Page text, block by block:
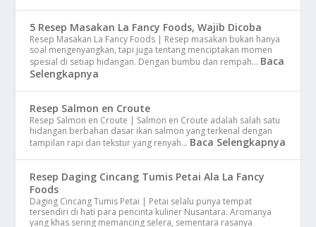
5 Resep Masakan La Fancy Foods, Wajib Dicoba
Resep Masakan La Fancy Foods | Resep masakan bukan hanya
soal mengenyangkan, tapi juga tentang menciptakan momen
spesial di setiap hidangan. Dengan bumbu dan rempah… Baca
Selengkapnya
Resep Salmon en Croute
Resep Salmon en Croute | Salmon en Croute adalah salah satu
hidangan berbahan dasar ikan salmon yang terkenal dengan
tampilan rapi dan tekstur yang renyah… Baca Selengkapnya
Resep Daging Cincang Tumis Petai Ala La Fancy
Foods
Daging Cincang Tumis Petai | Petai selalu punya tempat
tersendiri di hati para pencinta kuliner Nusantara. Aromanya
yang khas sering memancing selera, sementara rasanya